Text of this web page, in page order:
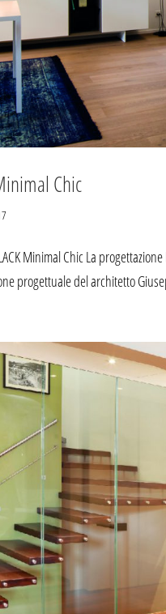
Chic
Minimal Chic La
progettuale del architetto